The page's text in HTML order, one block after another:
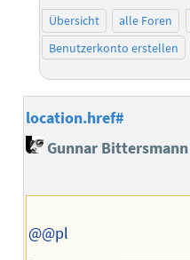
Übersicht alle Foren
Benutzerkonto erstellen
location.href#
Gunnar Bittersmann
@@pl